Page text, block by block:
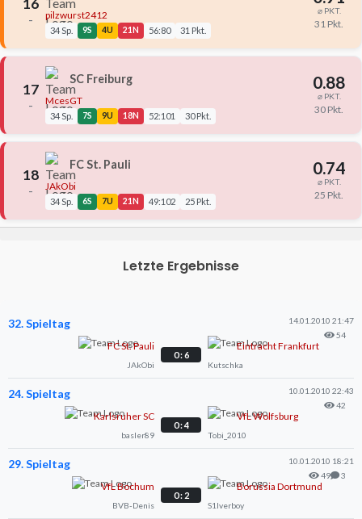
– pilzwurst2412
34 Sp. 9S 4U 21N 56:80 31 Pkt.
⌀ PKT.
31 Pkt.
17
–
SC Freiburg
McesGT
34 Sp. 7S 9U 18N 52:101 30 Pkt.
0.88
⌀ PKT.
30 Pkt.
18
–
FC St. Pauli
JAkObi
34 Sp. 6S 7U 21N 49:102 25 Pkt.
0.74
⌀ PKT.
25 Pkt.
Letzte Ergebnisse
32. Spieltag
14.01.2010 21:47
54
FC St. Pauli
JAkObi
0 : 6
Eintracht Frankfurt
Kutschka
24. Spieltag
10.01.2010 22:43
42
Karlsruher SC
basler89
0 : 4
VfL Wolfsburg
Tobi_2010
29. Spieltag
10.01.2010 18:21
49
3
VfL Bochum
BVB-Denis
0 : 2
Borussia Dortmund
S1lverboy